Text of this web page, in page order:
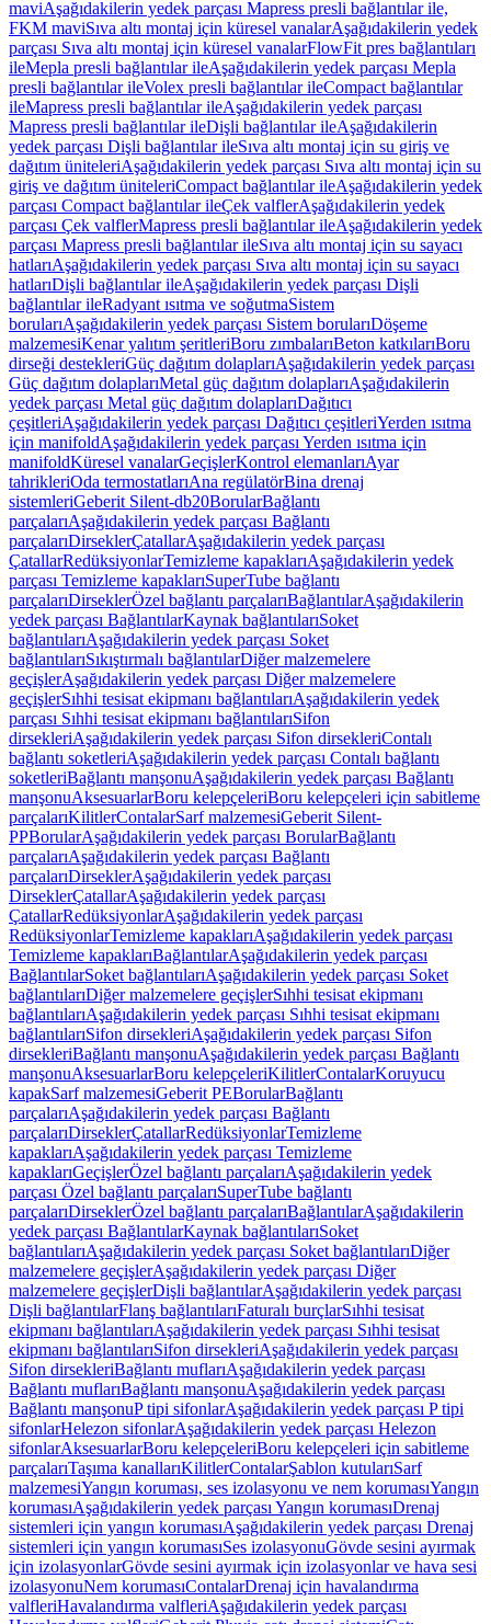
maviAşağıdakilerin yedek parçası Mapress presli bağlantılar ile,
FKM maviSıva altı montaj için küresel vanalarAşağıdakilerin yedek
parçası Sıva altı montaj için küresel vanalarFlowFit pres bağlantıları
ileMepla presli bağlantılar ileAşağıdakilerin yedek parçası Mepla
presli bağlantılar ileVolex presli bağlantılar ileCompact bağlantılar
ileMapress presli bağlantılar ileAşağıdakilerin yedek parçası
Mapress presli bağlantılar ileDişli bağlantılar ileAşağıdakilerin
yedek parçası Dişli bağlantılar ileSıva altı montaj için su giriş ve
dağıtım üniteleriAşağıdakilerin yedek parçası Sıva altı montaj için su
giriş ve dağıtım üniteleriCompact bağlantılar ileAşağıdakilerin yedek
parçası Compact bağlantılar ileÇek valflerAşağıdakilerin yedek
parçası Çek valflerMapress presli bağlantılar ileAşağıdakilerin yedek
parçası Mapress presli bağlantılar ileSıva altı montaj için su sayacı
hatlarıAşağıdakilerin yedek parçası Sıva altı montaj için su sayacı
hatlarıDişli bağlantılar ileAşağıdakilerin yedek parçası Dişli
bağlantılar ileRadyant ısıtma ve soğutmaSistem
borularıAşağıdakilerin yedek parçası Sistem borularıDöşeme
malzemesiKenar yalıtım şeritleriBoru zımbalarıBeton katkılarıBoru
dirseği destekleriGüç dağıtım dolaplarıAşağıdakilerin yedek parçası
Güç dağıtım dolaplarıMetal güç dağıtım dolaplarıAşağıdakilerin
yedek parçası Metal güç dağıtım dolaplarıDağıtıcı
çeşitleriAşağıdakilerin yedek parçası Dağıtıcı çeşitleriYerden ısıtma
için manifoldAşağıdakilerin yedek parçası Yerden ısıtma için
manifoldKüresel vanalarGeçişlerKontrol elemanlarıAyar
tahrikleriOda termostatlarıAna regülatörBina drenaj
sistemleriGeberit Silent-db20BorularBağlantı
parçalarıAşağıdakilerin yedek parçası Bağlantı
parçalarıDirseklerÇatallarAşağıdakilerin yedek parçası
ÇatallarRedüksiyonlarTemizleme kapaklarıAşağıdakilerin yedek
parçası Temizleme kapaklarıSuperTube bağlantı
parçalarıDirseklerÖzel bağlantı parçalarıBağlantılarAşağıdakilerin
yedek parçası BağlantılarKaynak bağlantılarıSoket
bağlantılarıAşağıdakilerin yedek parçası Soket
bağlantılarıSıkıştırmalı bağlantılarDiğer malzemelere
geçişlerAşağıdakilerin yedek parçası Diğer malzemelere
geçişlerSıhhi tesisat ekipmanı bağlantılarıAşağıdakilerin yedek
parçası Sıhhi tesisat ekipmanı bağlantılarıSifon
dirsekleriAşağıdakilerin yedek parçası Sifon dirsekleriContalı
bağlantı soketleriAşağıdakilerin yedek parçası Contalı bağlantı
soketleriBağlantı manşonuAşağıdakilerin yedek parçası Bağlantı
manşonuAksesuarlarBoru kelepçeleriBoru kelepçeleri için sabitleme
parçalarıKilitlerContalarSarf malzemesiGeberit Silent-
PPBorularAşağıdakilerin yedek parçası BorularBağlantı
parçalarıAşağıdakilerin yedek parçası Bağlantı
parçalarıDirseklerAşağıdakilerin yedek parçası
DirseklerÇatallarAşağıdakilerin yedek parçası
ÇatallarRedüksiyonlarAşağıdakilerin yedek parçası
RedüksiyonlarTemizleme kapaklarıAşağıdakilerin yedek parçası
Temizleme kapaklarıBağlantılarAşağıdakilerin yedek parçası
BağlantılarSoket bağlantılarıAşağıdakilerin yedek parçası Soket
bağlantılarıDiğer malzemelere geçişlerSıhhi tesisat ekipmanı
bağlantılarıAşağıdakilerin yedek parçası Sıhhi tesisat ekipmanı
bağlantılarıSifon dirsekleriAşağıdakilerin yedek parçası Sifon
dirsekleriBağlantı manşonuAşağıdakilerin yedek parçası Bağlantı
manşonuAksesuarlarBoru kelepçeleriKilitlerContalarKoruyucu
kapakSarf malzemesiGeberit PEBorularBağlantı
parçalarıAşağıdakilerin yedek parçası Bağlantı
parçalarıDirseklerÇatallarRedüksiyonlarTemizleme
kapaklarıAşağıdakilerin yedek parçası Temizleme
kapaklarıGeçişlerÖzel bağlantı parçalarıAşağıdakilerin yedek
parçası Özel bağlantı parçalarıSuperTube bağlantı
parçalarıDirseklerÖzel bağlantı parçalarıBağlantılarAşağıdakilerin
yedek parçası BağlantılarKaynak bağlantılarıSoket
bağlantılarıAşağıdakilerin yedek parçası Soket bağlantılarıDiğer
malzemelere geçişlerAşağıdakilerin yedek parçası Diğer
malzemelere geçişlerDişli bağlantılarAşağıdakilerin yedek parçası
Dişli bağlantılarFlanş bağlantılarıFaturalı burçlarSıhhi tesisat
ekipmanı bağlantılarıAşağıdakilerin yedek parçası Sıhhi tesisat
ekipmanı bağlantılarıSifon dirsekleriAşağıdakilerin yedek parçası
Sifon dirsekleriBağlantı muflarıAşağıdakilerin yedek parçası
Bağlantı muflarıBağlantı manşonuAşağıdakilerin yedek parçası
Bağlantı manşonuP tipi sifonlarAşağıdakilerin yedek parçası P tipi
sifonlarHelezon sifonlarAşağıdakilerin yedek parçası Helezon
sifonlarAksesuarlarBoru kelepçeleriBoru kelepçeleri için sabitleme
parçalarıTaşıma kanallarıKilitlerContalarŞablon kutularıSarf
malzemesiYangın koruması, ses izolasyonu ve nem korumasıYangın
korumasıAşağıdakilerin yedek parçası Yangın korumasıDrenaj
sistemleri için yangın korumasıAşağıdakilerin yedek parçası Drenaj
sistemleri için yangın korumasıSes izolasyonuGövde sesini ayırmak
için izolasyonlarGövde sesini ayırmak için izolasyonlar ve hava sesi
izolasyonuNem korumasıContalarDrenaj için havalandırma
valfleriHavalandırma valfleriAşağıdakilerin yedek parçası